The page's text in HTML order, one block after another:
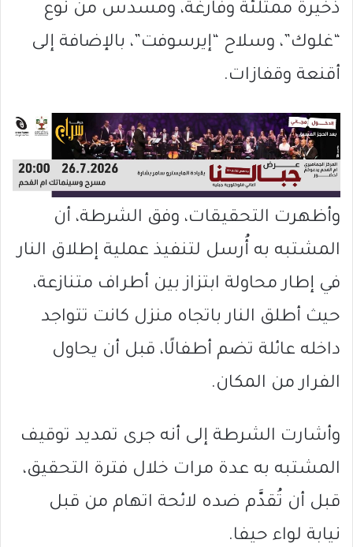
ذخيرة ممتلئة وفارغة، ومسدس من نوع
“غلوك”، وسلاح “إيرسوفت”، بالإضافة إلى
أقنعة وقفازات.
وأظهرت التحقيقات، وفق الشرطة، أن
المشتبه به أُرسل لتنفيذ عملية إطلاق النار
في إطار محاولة ابتزاز بين أطراف متنازعة،
حيث أطلق النار باتجاه منزل كانت تتواجد
داخله عائلة تضم أطفالًا، قبل أن يحاول
الفرار من المكان.
وأشارت الشرطة إلى أنه جرى تمديد توقيف
المشتبه به عدة مرات خلال فترة التحقيق،
قبل أن تُقدَّم ضده لائحة اتهام من قبل
نيابة لواء حيفا.